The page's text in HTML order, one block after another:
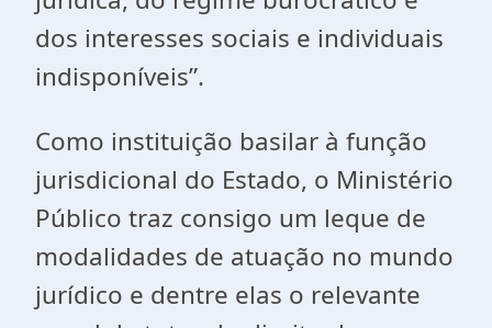
dos interesses sociais e individuais
indisponíveis”.
Como instituição basilar à função
jurisdicional do Estado, o Ministério
Público traz consigo um leque de
modalidades de atuação no mundo
jurídico e dentre elas o relevante